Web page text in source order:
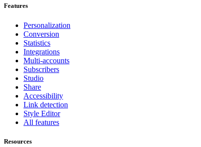
Features
Personalization
Conversion
Statistics
Integrations
Multi-accounts
Subscribers
Studio
Share
Accessibility
Link detection
Style Editor
All features
Resources